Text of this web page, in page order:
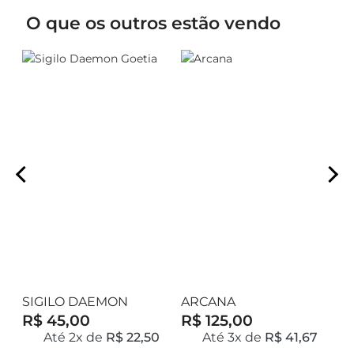
O que os outros estão vendo
SIGILO DAEMON
GOETIA
R$ 45,00
Até 2x de R$ 22,50
ARCANA
R$ 125,00
Até 3x de R$ 41,67